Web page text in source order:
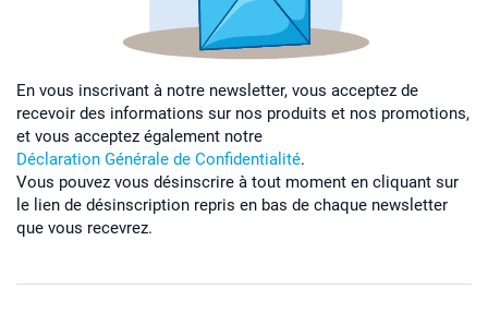
En vous inscrivant à notre newsletter, vous acceptez de
recevoir des informations sur nos produits et nos promotions,
et vous acceptez également notre
Déclaration Générale de Confidentialité.
Vous pouvez vous désinscrire à tout moment en cliquant sur
le lien de désinscription repris en bas de chaque newsletter
que vous recevrez.